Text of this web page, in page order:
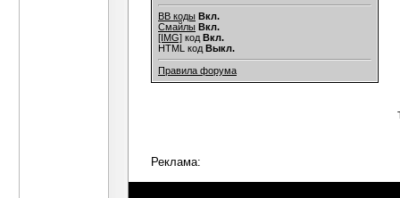
BB коды Вкл.
Смайлы Вкл.
[IMG] код Вкл.
HTML код Выкл.
Правила форума
Реклама: